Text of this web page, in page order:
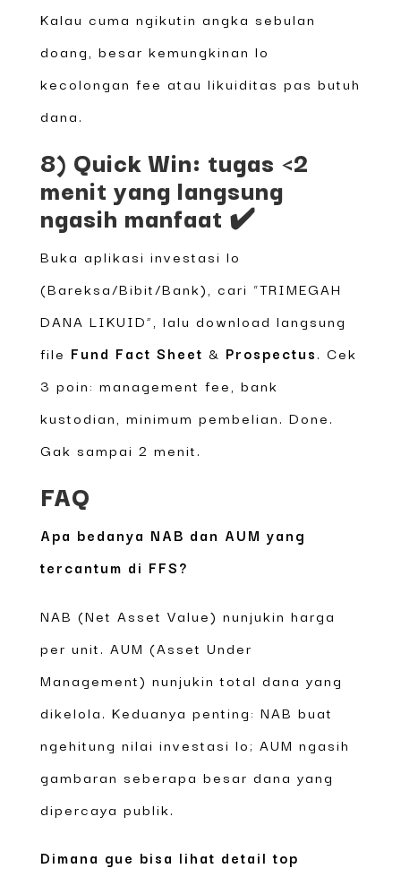
Kalau cuma ngikutin angka sebulan
doang, besar kemungkinan lo
kecolongan fee atau likuiditas pas butuh
dana.
8) Quick Win: tugas <2
menit yang langsung
ngasih manfaat ✔️
Buka aplikasi investasi lo
(Bareksa/Bibit/Bank), cari “TRIMEGAH
DANA LIKUID”, lalu download langsung
file Fund Fact Sheet & Prospectus. Cek
3 poin: management fee, bank
kustodian, minimum pembelian. Done.
Gak sampai 2 menit.
FAQ
Apa bedanya NAB dan AUM yang
tercantum di FFS?
NAB (Net Asset Value) nunjukin harga
per unit. AUM (Asset Under
Management) nunjukin total dana yang
dikelola. Keduanya penting: NAB buat
ngehitung nilai investasi lo; AUM ngasih
gambaran seberapa besar dana yang
dipercaya publik.
Dimana gue bisa lihat detail top